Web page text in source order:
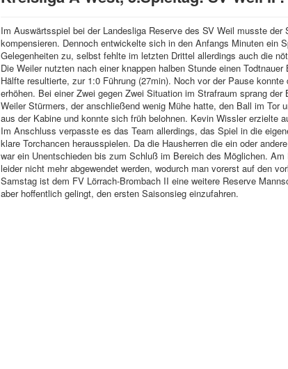
Im Auswärtsspiel bei der Landesliga Reserve des SV Weil musste der
kompensieren. Dennoch entwickelte sich in den Anfangs Minuten ein
Gelegenheiten zu, selbst fehlte im letzten Drittel allerdings auch die
Die Weiler nutzten nach einer knappen halben Stunde einen
Hälfte resultierte, zur 1:0 Führung (27min). Noch vor der Pause
erhöhen. Bei einer Zwei gegen Zwei Situation im Strafraum sprang
Weiler Stürmers, der anschließend wenig Mühe hatte, den Ball im Tor
aus der Kabine und konnte sich früh belohnen. Kevin Wissler erzielte
Im Anschluss verpasste es das Team allerdings, das Spiel in die
klare Torchancen herausspielen. Da die Hausherren die ein oder
war ein Unentschieden bis zum Schluß im Bereich des Möglichen.
leider nicht mehr abgewendet werden, wodurch man vorerst auf den
Samstag ist dem FV Lörrach-Brombach II eine weitere Reserve
aber hoffentlich gelingt, den ersten Saisonsieg einzufahren.